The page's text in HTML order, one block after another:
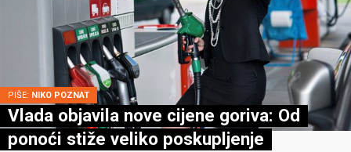
PIŠE: NIKO POZNAT
Vlada objavila nove cijene goriva: Od
ponoći stiže veliko poskupljenje